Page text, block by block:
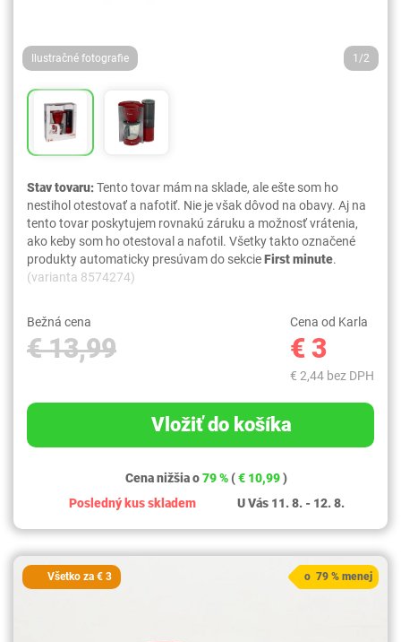
Ilustračné fotografie 1/2
Stav tovaru:Tento tovar mám na sklade, ale ešte som ho
nestihol otestovať a nafotiť. Nie je však dôvod na obavy. Aj na
tento tovar poskytujem rovnakú záruku a možnosť vrátenia,
ako keby som ho otestoval a nafotil. Všetky takto označené
produkty automaticky presúvam do sekcieFirst minute.
(varianta 8574274)
Bežná cena
€ 13,99
Cena od Karla
€ 3
€ 2,44 bez DPH
Vložiť do košíka
Cena nižšia o79 % (€ 10,99)
Posledný kus skladem
U Vás 11. 8. - 12. 8.
Všetko za € 3 o 79 % menej